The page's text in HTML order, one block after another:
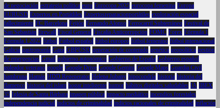
de negociación estrategia política euro Eurocopa 2025 eurocopa femenina Europa
EURUSD Expertos en Portátliles Expertosreparacionportátiles exploración espacial
fallecimiento FC Barcelona Feijóo Fernando Alonso Ferrocarril Subterráneo Festival de
San Sebastián firewall Fiscal General Fiscalía Anticorrupción FOMC Forex Fórmula 1
Fórmula 1 2025 fútbol Fútbol español fútbol europeo fútbol femenino fútbol internacional
Galicia gastronomía Gaza GBPUSD generación de contenido genética geopolítica gestión
de emergencias Gmail gobierno autonómico Gobierno de España Gobierno español
goleador veterano google Google Drive Google Gemini Google Maps Guardia Civil
hambruna Hamás HDD Regenerator Helena Jubany hipocondría historia historia del
flamenco historia del islam hogar inteligente humor hábitos digitales saludables IA IBEX
35 Iglesia de Santa Bárbara imagen pública impacto mediático incendios forestales
independencia judicial indicios de criminalidad indicios racionales de criminalidad inflación